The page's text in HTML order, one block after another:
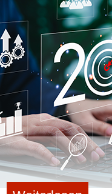
alle geplanten Kosten
und Investitionen.
berechnet
werden pro Person
eingetragen. Der Faktor
wird automatisch
Zusätzlich werden